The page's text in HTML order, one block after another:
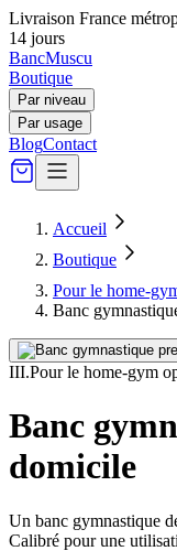
Livraison France
14 jours
BancMuscu
Boutique
Par niveau
Par usage
BlogContact
Accueil
Boutique
Pour le home-
Banc
III.Pour le home-gym
Banc
domicile
Un banc gymnastique
Calibré pour une